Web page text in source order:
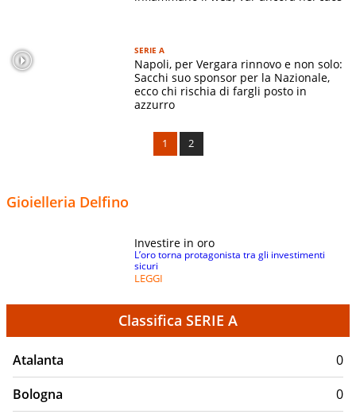
SERIE A
Napoli, per Vergara rinnovo e non solo:
Sacchi suo sponsor per la Nazionale,
ecco chi rischia di fargli posto in
azzurro
1 2
Gioielleria Delfino
Investire in oro
L’oro torna protagonista tra gli investimenti
sicuri
LEGGI
Classifica SERIE A
Atalanta
0
Bologna
0